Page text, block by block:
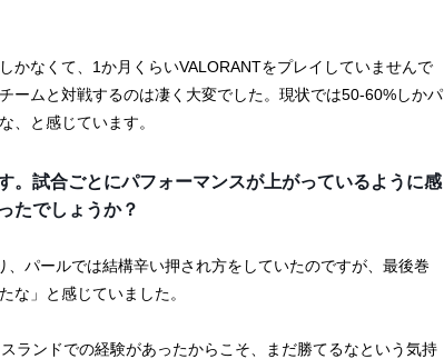
かなくて、1か月くらいVALORANTをプレイしていませんで
ームと対戦するのは凄く大変でした。現状では50-60%しかパ
、と感じています。
。試合ごとにパフォーマンスが上がっているように感
たでしょうか？
、パールでは結構辛い押され方をしていたのですが、最後巻
な」と感じていました。
ランドでの経験があったからこそ、まだ勝てるなという気持